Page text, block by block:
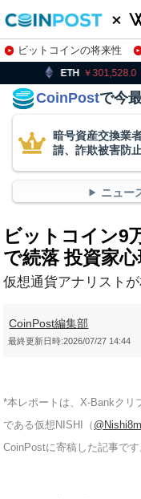
ビットコインの将来性
株特集・関連銘柄
301,528.0 0.4
CoinPostで今
暗号資産交換業
請、詐欺被害防
ニュー
ビットコイン9
で続落 投資家
仮想通貨アナリスト
CoinPost編集部
最終更新日時:2026/07/27 14:44
*本レポートは、X-Bankクリ
である仮想NISHI（
CoinPostに寄稿した記事です